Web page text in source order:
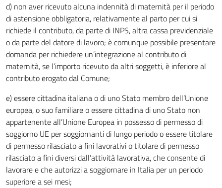
d) non aver ricevuto alcuna indennità di maternità per il periodo
di astensione obbligatoria, relativamente al parto per cui si
richiede il contributo, da parte di INPS, altra cassa previdenziale
o da parte del datore di lavoro; è comunque possibile presentare
domanda per richiedere un’integrazione al contributo di
maternità, se l’importo ricevuto da altri soggetti, è inferiore al
contributo erogato dal Comune;
e) essere cittadina italiana o di uno Stato membro dell’Unione
europea, o suo familiare o essere cittadina di uno Stato non
appartenente all’Unione Europea in possesso di permesso di
soggiorno UE per soggiornanti di lungo periodo o essere titolare
di permesso rilasciato a fini lavorativi o titolare di permesso
rilasciato a fini diversi dall’attività lavorativa, che consente di
lavorare e che autorizzi a soggiornare in Italia per un periodo
superiore a sei mesi;